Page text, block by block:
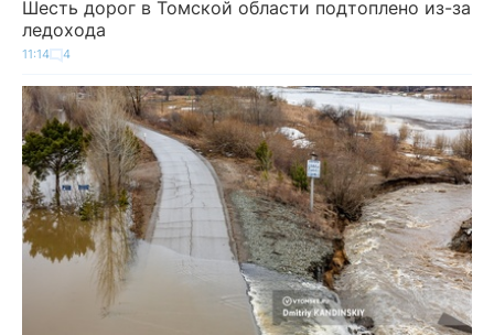
Шесть дорог в Томской области подтоплено из-за
ледохода
11:14 4